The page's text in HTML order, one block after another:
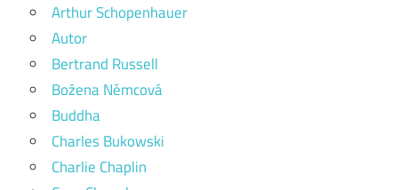
Arthur Schopenhauer
Autor
Bertrand Russell
Božena Němcová
Buddha
Charles Bukowski
Charlie Chaplin